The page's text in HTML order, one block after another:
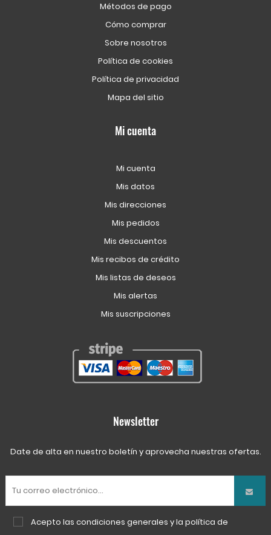
Métodos de pago
Cómo comprar
Sobre nosotros
Política de cookies
Política de privacidad
Mapa del sitio
Mi cuenta
Mi cuenta
Mis datos
Mis direcciones
Mis pedidos
Mis descuentos
Mis recibos de crédito
Mis listas de deseos
Mis alertas
Mis suscripciones
Newsletter
Date de alta en nuestro boletín y aprovecha nuestras ofertas.
Acepto las condiciones generales y la política de